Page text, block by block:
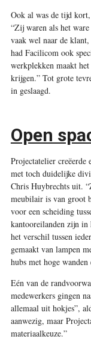
Ook al was de tijd kort,
“Zij waren als het
vaak wel naar de
had Facilicom ook
werkplekken maakt
krijgen.” Tot grote
in geslaagd.
Open
Projectatelier creëerde
met toch duidelijke
Chris Huybrechts uit.
meubilair is van groot
voor een scheiding
kantooreilanden zijn in
het verschil tussen
gemaakt van lampen
hubs met hoge
Eén van de
medewerkers gingen
allemaal uit hokjes”,
aanwezig, maar
materiaalkeuze.”